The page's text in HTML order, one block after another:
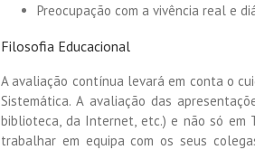
Preocupação com a vivência real e
Filosofia Educacional
A avaliação contínua levará em conta o
Sistemática. A avaliação das
biblioteca, da Internet, etc.) e não só em
trabalhar em equipa com os seus